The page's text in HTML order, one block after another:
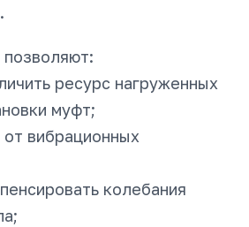
ресурс нагруженных
муфт;
вибрационных
колебания